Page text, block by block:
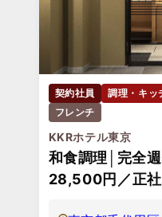
契約社員 調理・キッ
フレンチ
KKRホテル東京
和食調理│完全
28,500円／正